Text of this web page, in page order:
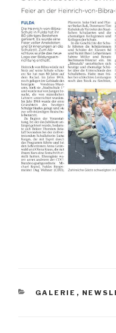
KATEGORIEN
GALERIE ,